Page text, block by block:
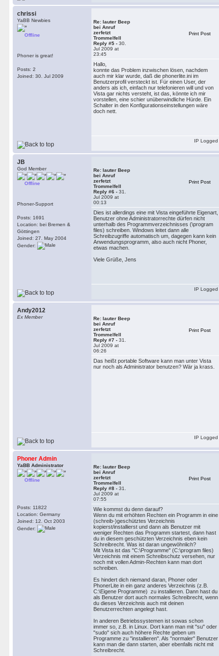
chrissi
YaBB Newbies
Offline
Phoner is great!
Posts: 2
Joined: 30. Jul 2009
Re: lauter Beep
bei Anruf
zerfetzt
Trommelfell
Reply #5 - 30.
Jul 2009 at
23:45
Print Post
Hallo,
konnte das Problem inzwischen lösen, nachdem
auch mir klar wurde, daß die phonerlite.ini im
Benutzerprofil versteckt ist. Für einen User, der
anders als ich, einfach nur telefonieren will und von
Vista gar nichts versteht, ist das, könnte ich mir
vorstellen, eine schier unüberwindliche Hürde. Ein
Schalter in den Konfigurationseinstellungen wäre
doch nett.
IP Logged
JB
God Member
Offline
Phoner-Support
Posts: 1691
Location: bei Bremen &
Göttingen
Joined: 27. May 2004
Gender:
Re: lauter Beep
bei Anruf
zerfetzt
Trommelfell
Reply #6 - 31.
Jul 2009 at
00:13
Print Post
Dies ist allerdings eine mit Vista eingeführte Eigenart,
Benutzer ohne Administratorrechte dürfen nicht
unterhalb des Programmverzeichnisses (\program
files) schreiben. Windows leitet dann alle
Schreibzugriffe automatisch um, dagegen kann kein
Anwendungsprogramm, also auch nicht Phoner,
etwas machen.
Viele Grüße, Jens
IP Logged
Andy2012
Ex Member
Re: lauter Beep
bei Anruf
zerfetzt
Trommelfell
Reply #7 - 31.
Jul 2009 at
06:26
Print Post
Das heißt portable Software kann man unter Vista
nur noch als Administrator benutzen? Wär ja krass.
IP Logged
Phoner Admin
YaBB Administrator
Offline
Posts: 11822
Location: Germany
Joined: 12. Oct 2003
Gender:
Re: lauter Beep
bei Anruf
zerfetzt
Trommelfell
Reply #8 - 31.
Jul 2009 at
07:55
Print Post
Wie kommst du denn darauf?
Wenn du mit erhöhten Rechten ein Programm in eine
(schreib-)geschütztes Verzeichnis
kopierst/installierst und dann als Benutzer mit
weniger Rechten das Programm startest, dann hast
du in diesem geschützten Verzeichnis eben kein
Schreibrecht. Was ist daran ungewöhnlich?
Mit Vista ist das "C:\Programme" (C:\program files)
Verzeichnis mit einem Schreibschutz versehen, nur
noch mit vollen Admin-Rechten kann man dort
schreiben.
Es hindert dich niemand daran, Phoner oder
PhonerLite in ein ganz anderes Verzeichnis (z.B.
C:\Eigene Programme) zu installieren. Dann hast du
als Benutzer dort auch normales Schreibrecht, wenn
du dieses Verzeichnis auch mit deinen
Benutzerrechten angelegt hast.
In anderen Betriebssystemen ist sowas schon
immer so, z.B. in Linux. Dort kann man mit "su" oder
"sudo" sich auch höhere Rechte geben um
Programme zu "installieren". Als "normaler" Benutzer
kann man die dann starten, aber ebenfalls nicht mit
Schreibrecht.